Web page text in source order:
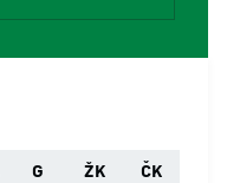
G ŽK ČK